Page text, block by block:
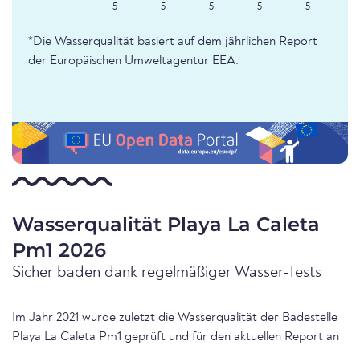
5 5 5 5 5
*Die Wasserqualität basiert auf dem jährlichen Report
der Europäischen Umweltagentur EEA.
Wasserqualität Playa La Caleta
Pm1 2026
Sicher baden dank regelmäßiger Wasser-Tests
Im Jahr 2021 wurde zuletzt die Wasserqualität der Badestelle
Playa La Caleta Pm1 geprüft und für den aktuellen Report an